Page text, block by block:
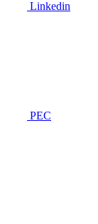
Linkedin
PEC